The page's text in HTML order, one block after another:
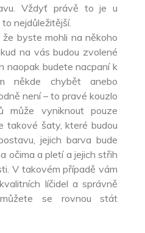
Vždyť právě to je u
nejdůležitější.
byste mohli na někoho
na vás budou zvolené
naopak budete nacpaní k
někde chybět anebo
není – to pravé kouzlo
může vyniknout pouze
takové šaty, které budou
jejich barva bude
očima a pletí a jejich střih
V takovém případě vám
líčidel a správně
se rovnou stát